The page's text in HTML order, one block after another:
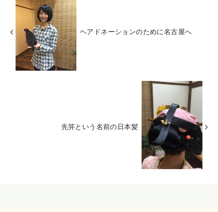
ヘアドネーションのために名古屋へ
先笄という名前の日本髪